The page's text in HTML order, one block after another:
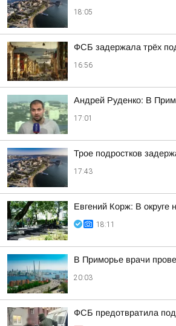
18:05
ФСБ задержала трёх
16:56
Андрей Руденко: В
17:01
Трое подростков
17:43
Евгений Корж: В округе
18:11
В Приморье врачи
20:03
ФСБ предотвратила